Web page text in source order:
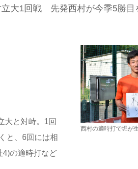
大1回戦 先発西村が今季5勝目
大と対峙。1回
と、6回には相
4)の適時打など
西村の適時打で堀が